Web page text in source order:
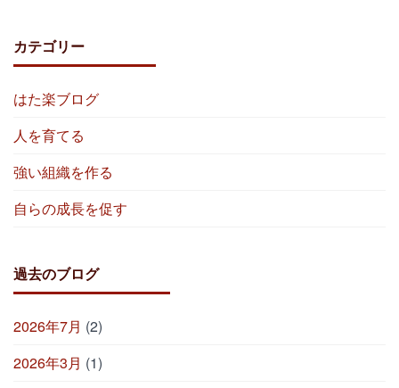
カテゴリー
はた楽ブログ
人を育てる
強い組織を作る
自らの成長を促す
過去のブログ
2026年7月 (2)
2026年3月 (1)